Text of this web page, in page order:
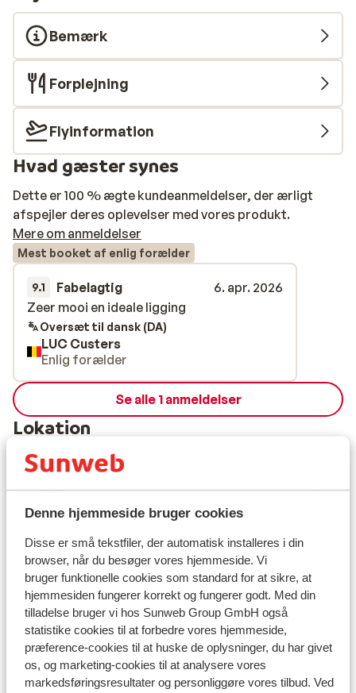
Denne hjemmeside bruger cookies
Disse er små tekstfiler, der automatisk installeres i din
browser, når du besøger vores hjemmeside. Vi
bruger funktionelle cookies som standard for at sikre, at
hjemmesiden fungerer korrekt og fungerer godt. Med din
tilladelse bruger vi hos Sunweb Group GmbH også
statistike cookies til at forbedre vores hjemmeside,
præference-cookies til at huske de oplysninger, du har givet
os, og marketing-cookies til at analysere vores
markedsføringsresultater og personliggøre vores tilbud. Ved
Bemærk
Forplejning
Flyinformation
Hvad gæster synes
Dette er 100 % ægte kundeanmeldelser, der ærligt
afspejler deres oplevelser med vores produkt.
Mere om anmeldelser
Mest booket af enlig forælder
9.1 Fabelagtig
6. apr. 2026
Zeer mooi en ideale ligging
Zeer mooi en ideale ligging
Oversæt til dansk (DA)
LUC Custers
Enlig forælder
Se alle 1 anmeldelser
Lokation
Se på kort
I området
Afstand til centrum: ca. 200 meter
Afstand til skipiste ca. 200 meter
Afstand til skilift ca. 200 meter
Afstand til nærmeste butikker ca. 200 meter